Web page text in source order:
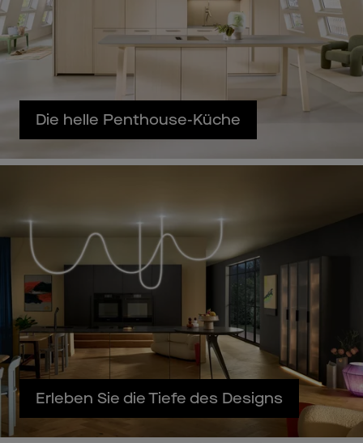
Die helle Penthouse-Küche
Erleben Sie die Tiefe des Designs